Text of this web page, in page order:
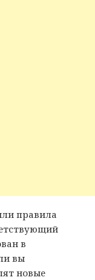
правила
в
вы
новые